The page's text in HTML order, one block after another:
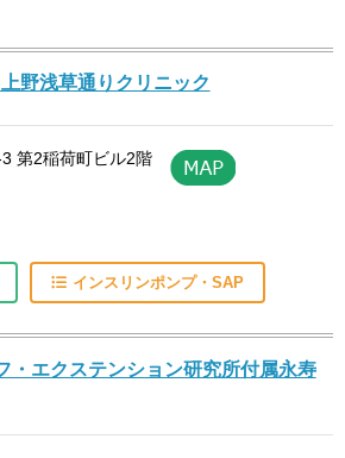
野浅草通りクリニック
第2稲荷町ビル2階
インスリンポンプ・SAP
・エクステンション研究所付属永寿